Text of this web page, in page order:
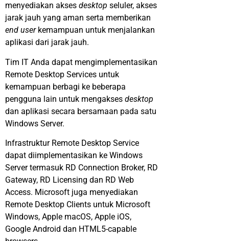
menyediakan akses desktop seluler, akses
jarak jauh yang aman serta memberikan
end user kemampuan untuk menjalankan
aplikasi dari jarak jauh.
Tim IT Anda dapat mengimplementasikan
Remote Desktop Services untuk
kemampuan berbagi ke beberapa
pengguna lain untuk mengakses desktop
dan aplikasi secara bersamaan pada satu
Windows Server.
Infrastruktur Remote Desktop Service
dapat diimplementasikan ke Windows
Server termasuk RD Connection Broker, RD
Gateway, RD Licensing dan RD Web
Access. Microsoft juga menyediakan
Remote Desktop Clients untuk Microsoft
Windows, Apple macOS, Apple iOS,
Google Android dan HTML5-capable